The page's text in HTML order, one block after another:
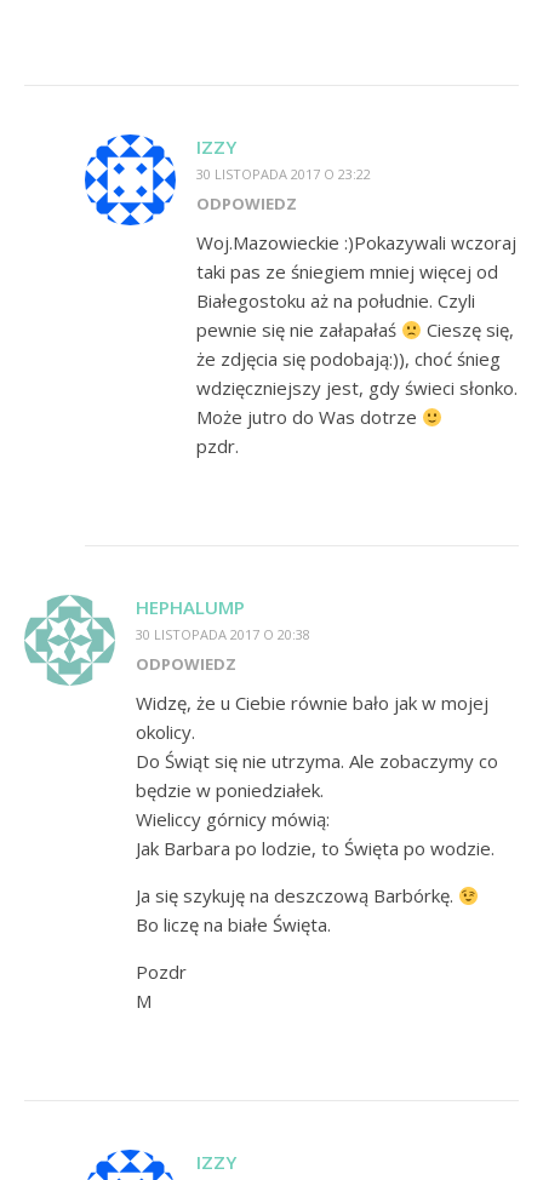
IZZY
30 LISTOPADA 2017 O 23:22
ODPOWIEDZ
Woj.Mazowieckie :)Pokazywali wczoraj
taki pas ze śniegiem mniej więcej od
Białegostoku aż na południe. Czyli
pewnie się nie załapałaś
Cieszę się,
że zdjęcia się podobają:)), choć śnieg
wdzięczniejszy jest, gdy świeci słonko.
Może jutro do Was dotrze
pzdr.
HEPHALUMP
30 LISTOPADA 2017 O 20:38
ODPOWIEDZ
Widzę, że u Ciebie równie bało jak w mojej
okolicy.
Do Świąt się nie utrzyma. Ale zobaczymy co
będzie w poniedziałek.
Wieliccy górnicy mówią:
Jak Barbara po lodzie, to Święta po wodzie.
Ja się szykuję na deszczową Barbórkę.
Bo liczę na białe Święta.
Pozdr
M
IZZY